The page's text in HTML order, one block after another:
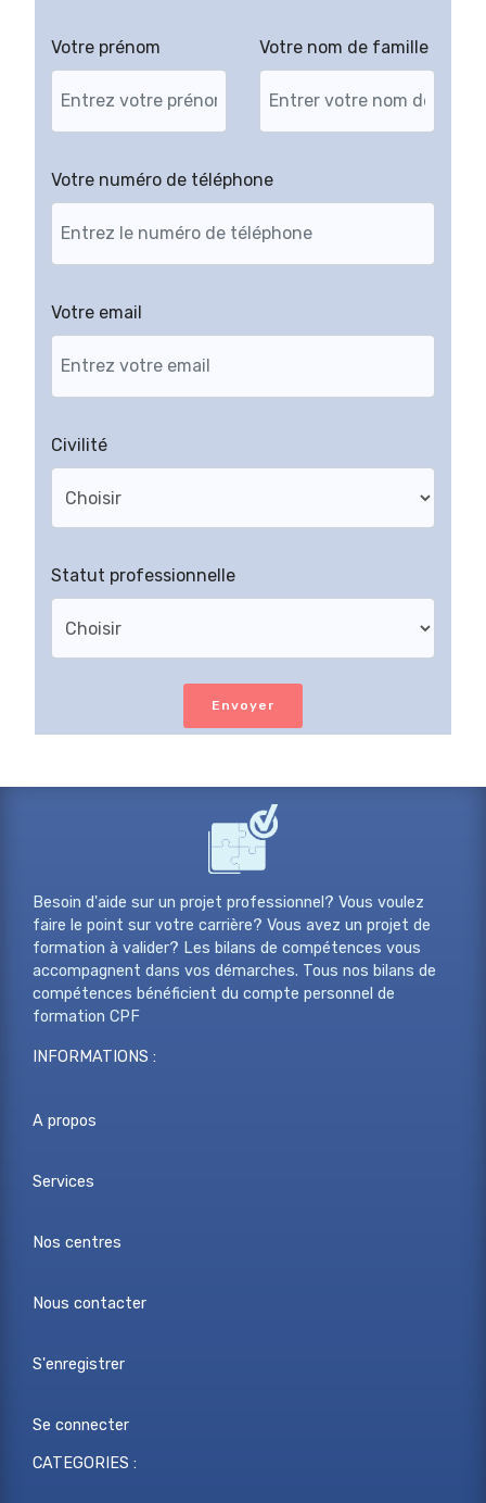
Votre prénom Votre nom de famille
Votre numéro de téléphone
Votre email
Civilité
Statut professionnelle
Envoyer
Besoin d'aide sur un projet professionnel? Vous voulez
faire le point sur votre carrière? Vous avez un projet de
formation à valider? Les bilans de compétences vous
accompagnent dans vos démarches. Tous nos bilans de
compétences bénéficient du compte personnel de
formation CPF
INFORMATIONS :
A propos
Services
Nos centres
Nous contacter
S'enregistrer
Se connecter
CATEGORIES :